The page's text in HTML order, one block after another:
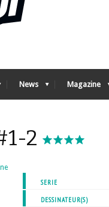
News Magazine
2
SERIE
DESSINATEUR(S)